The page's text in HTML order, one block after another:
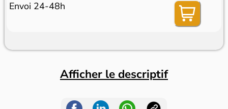
Envoi 24-48h
Afficher le descriptif